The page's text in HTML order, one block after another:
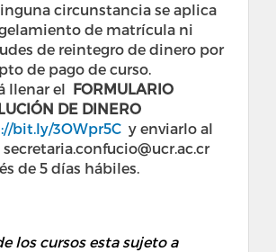
circunstancia se aplica
de matrícula ni
de reintegro de dinero por
de pago de curso.
llenar el FORMULARIO
DE DINERO
bit.ly/3OWpr5C y enviarlo al
de 5 días hábiles.
los cursos esta sujeto a